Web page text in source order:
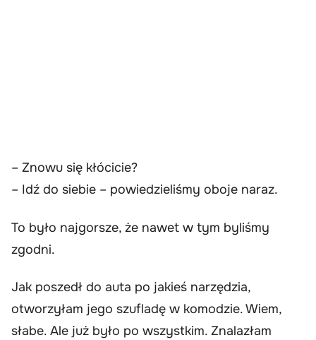
– Znowu się kłócicie?
– Idź do siebie – powiedzieliśmy oboje naraz.
To było najgorsze, że nawet w tym byliśmy
zgodni.
Jak poszedł do auta po jakieś narzędzia,
otworzyłam jego szufladę w komodzie. Wiem,
słabe. Ale już było po wszystkim. Znalazłam